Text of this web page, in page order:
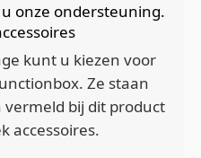
onze ondersteuning.
kunt u kiezen voor
Ze staan
bij dit product
accessoires.